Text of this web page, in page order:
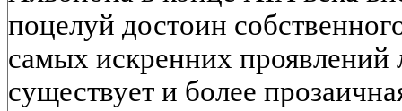
поцелуй достоин
самых искренних
существует и более